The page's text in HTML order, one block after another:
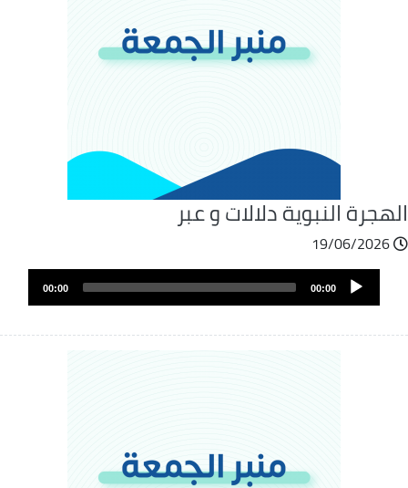
النبوية دلالات و عبر
19/06/2026
ملفAudio
Player
00:00
00:00